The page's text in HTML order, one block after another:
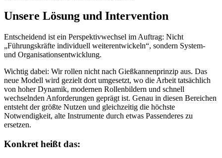
Unsere Lösung und Intervention
Entscheidend ist ein Perspektivwechsel im Auftrag: Nicht
„Führungskräfte individuell weiterentwickeln“, sondern System-
und Organisationsentwicklung.
Wichtig dabei: Wir rollen nicht nach Gießkannenprinzip aus. Das
neue Modell wird gezielt dort umgesetzt, wo die Arbeit tatsächlich
von hoher Dynamik, modernen Rollenbildern und schnell
wechselnden Anforderungen geprägt ist. Genau in diesen Bereichen
entsteht der größte Nutzen und gleichzeitig die höchste
Notwendigkeit, alte Instrumente durch etwas Passenderes zu
ersetzen.
Konkret heißt das: